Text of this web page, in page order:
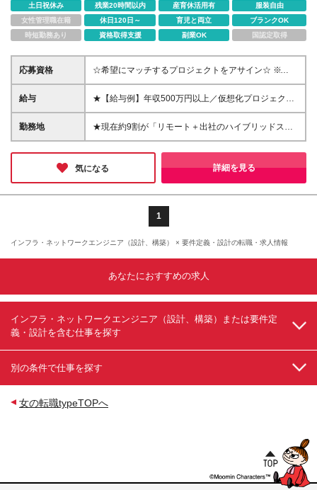
土日祝休み
残業20時間以内 産育休活用有
服装自由
女性管理職在籍
休日120日～ 育児と両立
ブランクOK
時短勤務あり
資格取得支援 副業OK 国認定取得
応募資格
☆希望にマッチするプロジェクトをアサイン☆ ※下記
すべてに該当する方が対象です※ ■IT業界での何らか
の実務経験（1年以上） ※ヘルプデスク／テクニカ
ンフラ領域（サーバ／ネットワーク）または開発領域
のいずれかで実務経験または基礎的な知識をお持ちの
績あり！) ★ブランクのある方も大歓迎！ 新たなキャ
リアに向けて勉強を始めたなど、あなたの意欲や実績
(お仕事に限らず)をしっかりと評価させていただきま
叶えたい事をお聞かせくださいね！
給与
★【給与例】年収500万円以上／仮想化プロジェクト
(Linuxサーバ)参画 月給28万円～62万+各種手当（資
格・役職・通勤） ※経験・スキルなどを考慮し決定し
り(期間中の給与・待遇に差異はありません) ※会社へ
の貢献に応じたインセンティブもあります
勤務地
★現在約9割が「リモート＋出社のハイブリッドスタ
イル」です 配属は東京・神奈川・千葉・埼玉県内の
プロジェクト先となります ※プロジェクト先によって
は在宅勤務の可能性もあります ※「駅チカがいい」
≫ 東京都渋谷区円山町18-2-702
気になる 詳細を見る
1
インフラ・ネットワークエンジニア（設計、構築） × 要件定義・設計の転職・求人情報
あなたにおすすめの求人
インフラ・ネットワークエンジニア（設計、構築）または要件定
義・設計を含む仕事を探す
別の条件で仕事を探す
女の転職typeTOPへ